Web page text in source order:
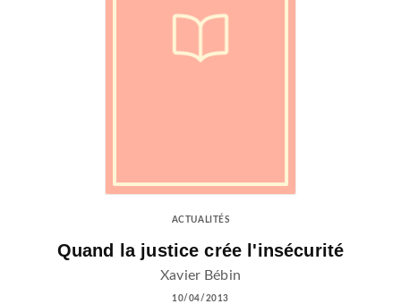
ACTUALITÉS
Quand la justice crée l'insécurité
Xavier Bébin
10/04/2013